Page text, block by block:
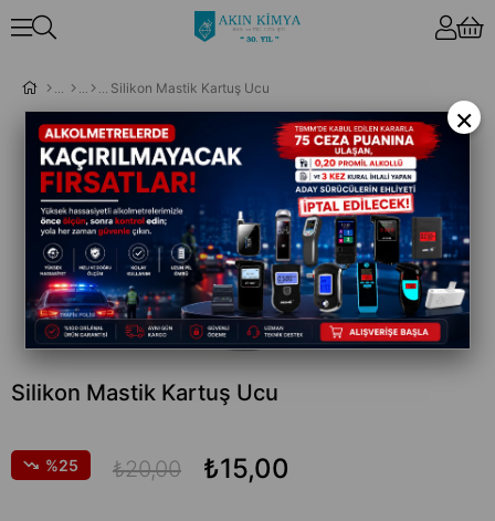
Silikon Mastik Kartuş Ucu
Silikon Mastik Kartuş Ucu
25 ₺20,00 ₺15,00
×